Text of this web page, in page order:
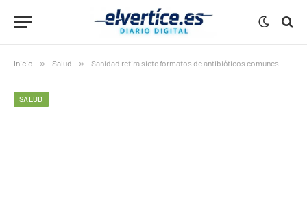
Inicio » Salud » Sanidad retira siete formatos de antibióticos comunes
SALUD